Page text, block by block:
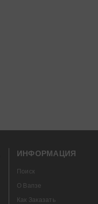
ИНФОРМАЦИЯ
Поиск
О Вапзе
Как Заказать